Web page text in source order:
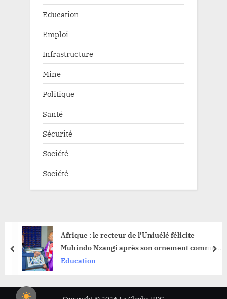
Education
Emploi
Infrastructure
Mine
Politique
Santé
Sécurité
Société
Société
Afrique : le recteur de l’Uniuélé félicite
Muhindo Nzangi après son ornement comme «
Commandeur de l’Ordre International des
Education
prev